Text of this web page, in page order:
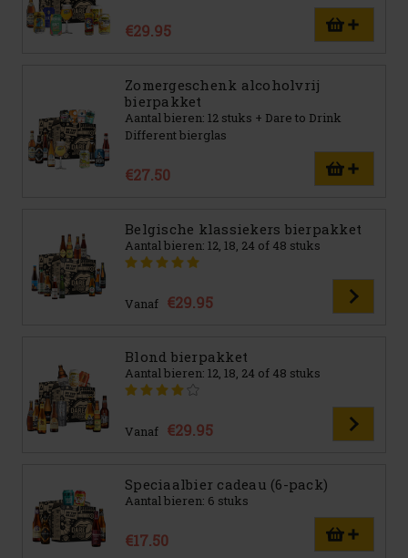
€29.95
Zomergeschenk alcoholvrij
bierpakket
Aantal bieren: 12 stuks + Dare to Drink
Different bierglas
€27.50
Belgische klassiekers bierpakket
Aantal bieren: 12, 18, 24 of 48 stuks
Vanaf €29.95
Blond bierpakket
Aantal bieren: 12, 18, 24 of 48 stuks
Vanaf €29.95
Speciaalbier cadeau (6-pack)
Aantal bieren: 6 stuks
€17.50